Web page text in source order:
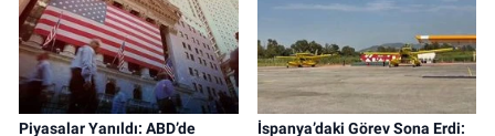
Piyasalar Yanıldı: ABD’de
İspanya’daki Görev Sona Erdi: